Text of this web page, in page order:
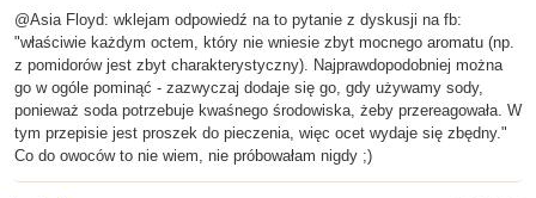
@Asia Floyd: wklejam odpowiedź na to pytanie z dyskusji na fb:
"właściwie każdym octem, który nie wniesie zbyt mocnego aromatu (np.
z pomidorów jest zbyt charakterystyczny). Najprawdopodobniej można
go w ogóle pominąć - zazwyczaj dodaje się go, gdy używamy sody,
ponieważ soda potrzebuje kwaśnego środowiska, żeby przereagowała. W
tym przepisie jest proszek do pieczenia, więc ocet wydaje się zbędny."
Co do owoców to nie wiem, nie próbowałam nigdy ;)